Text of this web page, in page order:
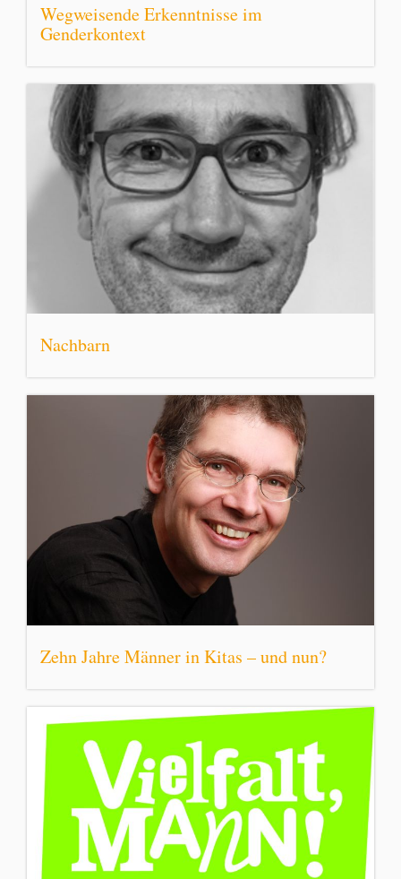
Wegweisende Erkenntnisse im
Genderkontext
Nachbarn
Zehn Jahre Männer in Kitas – und nun?